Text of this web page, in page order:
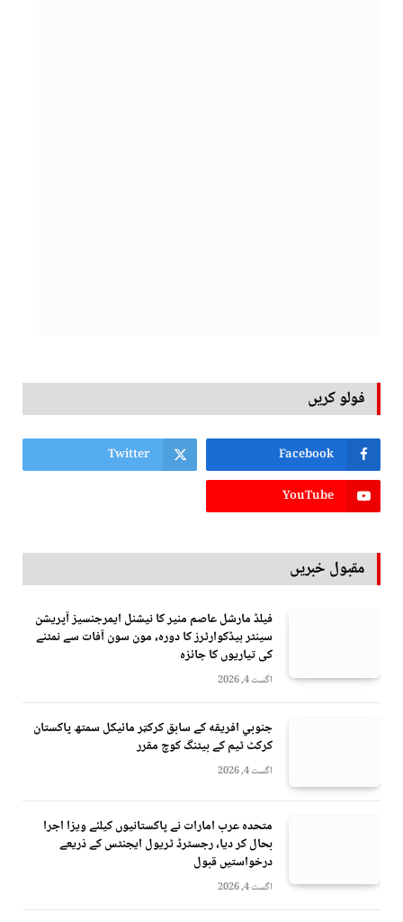
فولو کریں
Facebook
Twitter
YouTube
مقبول خبریں
فیلڈ مارشل عاصم منیر کا نیشنل ایمرجنسیز آپریشن
سینٹر ہیڈکوارٹرز کا دورہ، مون سون آفات سے نمٹنے
کی تیاریوں کا جائزہ
اگست 4, 2026
جنوبي افريقه کے سابق کرکټر مائیکل سمتھ پاکستان
کرکٹ ٹیم کے بیٹنگ کوچ مقرر
اگست 4, 2026
متحدہ عرب امارات نے پاکستانیوں کیلئے ویزا اجرا
بحال کر دیا، رجسٹرڈ ٹریول ایجنٹس کے ذریعے
درخواستیں قبول
اگست 4, 2026